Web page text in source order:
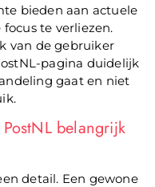
bieden aan actuele
te verliezen.
van de gebruiker
pagina duidelijk
gaat en niet
belangrijk
detail. Een gewone